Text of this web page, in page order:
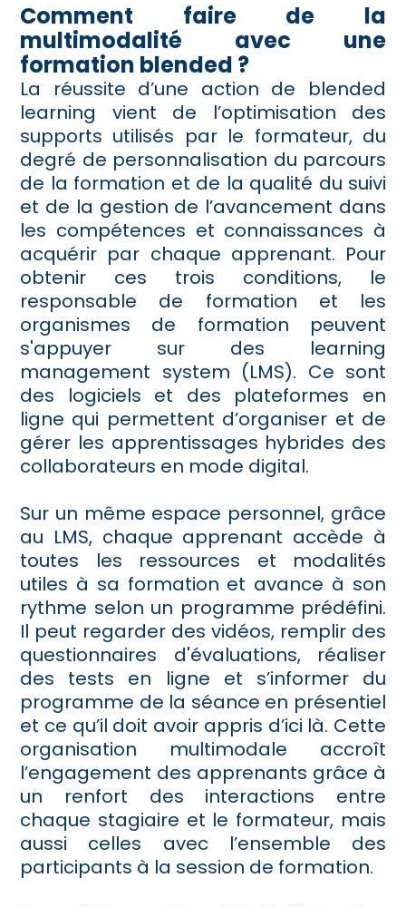
Comment faire de la
multimodalité avec une
formation blended ?
La réussite d’une action de blended
learning vient de l’optimisation des
supports utilisés par le formateur, du
degré de personnalisation du parcours
de la formation et de la qualité du suivi
et de la gestion de l’avancement dans
les compétences et connaissances à
acquérir par chaque apprenant. Pour
obtenir ces trois conditions, le
responsable de formation et les
organismes de formation peuvent
s'appuyer sur des learning
management system (LMS). Ce sont
des logiciels et des plateformes en
ligne qui permettent d’organiser et de
gérer les apprentissages hybrides des
collaborateurs en mode digital.
Sur un même espace personnel, grâce
au LMS, chaque apprenant accède à
toutes les ressources et modalités
utiles à sa formation et avance à son
rythme selon un programme prédéfini.
Il peut regarder des vidéos, remplir des
questionnaires d'évaluations, réaliser
des tests en ligne et s’informer du
programme de la séance en présentiel
et ce qu’il doit avoir appris d’ici là. Cette
organisation multimodale accroît
l’engagement des apprenants grâce à
un renfort des interactions entre
chaque stagiaire et le formateur, mais
aussi celles avec l’ensemble des
participants à la session de formation.